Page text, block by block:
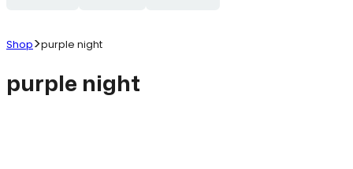
Shop purple night
purple night